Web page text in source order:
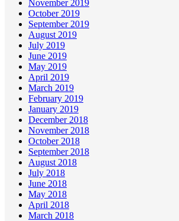
November 2019
October 2019
September 2019
August 2019
July 2019
June 2019
May 2019
April 2019
March 2019
February 2019
January 2019
December 2018
November 2018
October 2018
September 2018
August 2018
July 2018
June 2018
May 2018
April 2018
March 2018